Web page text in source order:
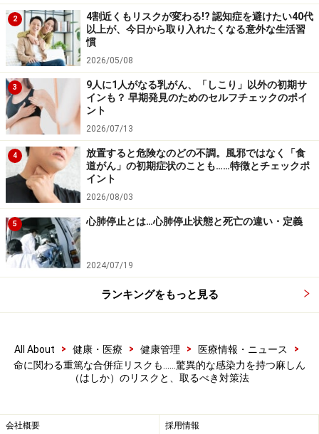
現在、日本国内でも麻しんは急速に広がっています。
2024年の年間報告数は45例でしたが、2025年には265例
となり、2026年は第18週（5月3日までの週）の時点です
でに462例に達しています。たった4カ月ほどで、昨年1
年間の2倍以上の感染者数となっているのです。海外か
らのウイルス流入に加え、東京都や愛知県など都市部を
中心に成人（20歳以上）の感染流行も起きており、幅広
い世代で注意が必要な状況です。
この感染拡大の大きな原因の1つが、
の低下」です。麻しんの流行を抑え込むには、社会全体
のワクチン接種率を95％以上に維持することが必要
われています。日本では1978年10月に生後12～72カ月
を対象とした定期予防接種を開始し、2006年4月には定
期接種を2回に変更することで世界標準に達しました。
しかし、2024年度の麻しん予防接種率を見ると、第1期
91.0％にとどまっており、全ての都道府県で第2期の目標
2
4割近くもリスクが変わる!? 認知症を避けたい40代
以上が、今日から取り入れたくなる意外な生活習
慣
2026/05/08
3
9人に1人がなる乳がん、「しこり」以外の初期サ
インも？ 早期発見のためのセルフチェックのポイ
ント
2026/07/13
4
放置すると危険なのどの不調。風邪ではなく「食
道がん」の初期症状のことも……特徴とチェックポ
イント
2026/08/03
5 心肺停止とは…心肺停止状態と死亡の違い・定義
2024/07/19
ランキングをもっと見る
All About > 健康・医療 > 健康管理 > 医療情報・ニュース
>
命に関わる重篤な合併症リスクも……驚異的な感染力を持つ麻しん
（はしか）のリスクと、取るべき対策法
会社概要 採用情報